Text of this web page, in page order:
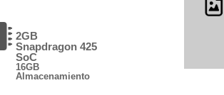
2GB
Snapdragon 425
SoC
16GB
Almacenamiento